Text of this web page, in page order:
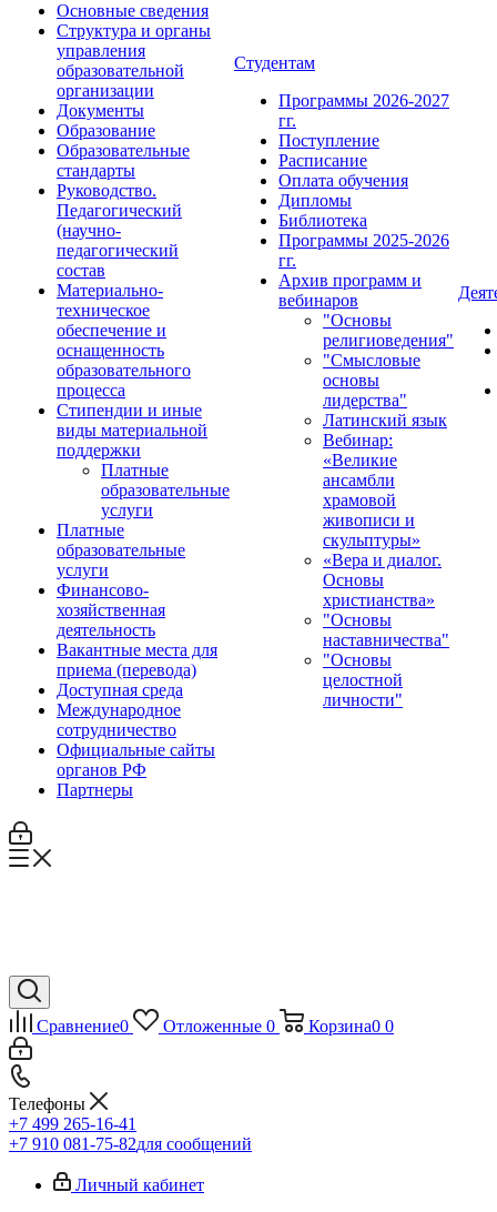
Основные сведения
Структура и органы
управления
образовательной
организации
Документы
Образование
Образовательные
стандарты
Руководство.
Педагогический
(научно-
педагогический
состав
Материально-
техническое
обеспечение и
оснащенность
образовательного
процесса
Стипендии и иные
виды материальной
поддержки
Платные
образовательные
услуги
Платные
образовательные
услуги
Финансово-
хозяйственная
деятельность
Вакантные места для
приема (перевода)
Доступная среда
Международное
сотрудничество
Официальные сайты
органов РФ
Партнеры
Студентам
Программы 2026-2027
гг.
Поступление
Расписание
Оплата обучения
Дипломы
Библиотека
Программы 2025-2026
гг.
Архив программ и
вебинаров
"Основы
религиоведения"
"Смысловые
основы
лидерства"
Латинский язык
Вебинар:
«Великие
ансамбли
храмовой
живописи и
скульптуры»
«Вера и диалог.
Основы
христианства»
"Основы
наставничества"
"Основы
целостной
личности"
Сравнение0 Отложенные 0 Корзина0 0
Телефоны
+7 499 265-16-41
+7 910 081-75-82для сообщений
Личный кабинет